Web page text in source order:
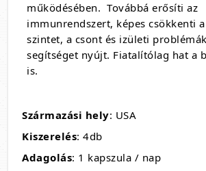
működésében. Továbbá erősíti az
immunrendszert, képes csökkenti
szintet, a csont és izületi
segítséget nyújt. Fiatalítólag hat a
is.
Származási hely: USA
Kiszerelés: 4db
Adagolás: 1 kapszula / nap